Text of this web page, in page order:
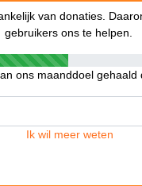
van donaties.
gebruikers ons te helpen.
ons maanddoel gehaald
Ik wil meer weten